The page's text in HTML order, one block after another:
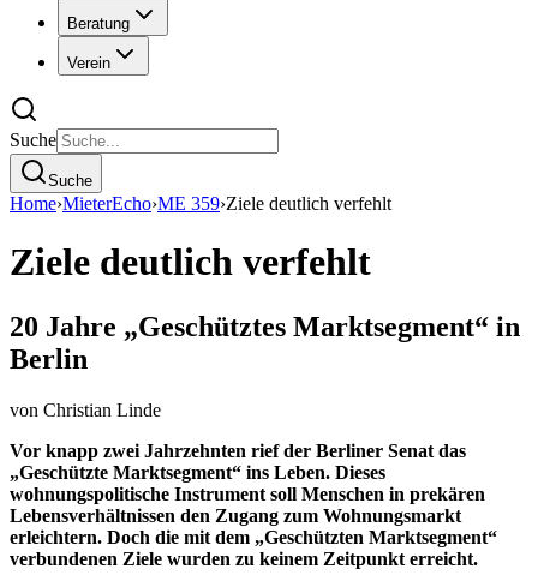
Beratung
Verein
Suche
Suche
Home›MieterEcho›ME 359›Ziele deutlich verfehlt
Ziele deutlich verfehlt
20 Jahre „Geschütztes Marktsegment“ in
Berlin
von Christian Linde
Vor knapp zwei Jahrzehnten rief der Berliner Senat das
„Geschützte Marktsegment“ ins Leben. Dieses
wohnungspolitische Instrument soll Menschen in prekären
Lebensverhältnissen den Zugang zum Wohnungsmarkt
erleichtern. Doch die mit dem „Geschützten Marktsegment“
verbundenen Ziele wurden zu keinem Zeitpunkt erreicht.